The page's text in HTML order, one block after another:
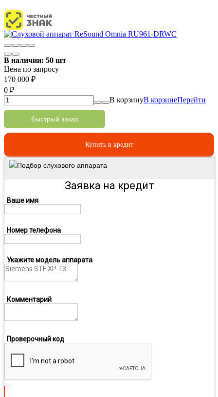
В наличии: 50 шт
Цена по запросу
170 000 ₽
0 ₽
В корзинуВ корзинеПерейти
Быстрый заказ
Купить в кредит
Подбор слухового аппарата
Заявка на кредит
Ваше имя
Номер телефона
Укажите модель аппарата
Комментарий
Проверочный код